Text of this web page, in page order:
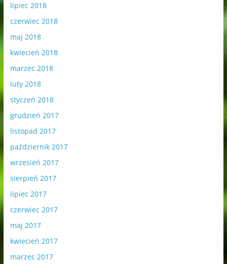
lipiec 2018
czerwiec 2018
maj 2018
kwiecień 2018
marzec 2018
luty 2018
styczeń 2018
grudzień 2017
listopad 2017
październik 2017
wrzesień 2017
sierpień 2017
lipiec 2017
czerwiec 2017
maj 2017
kwiecień 2017
marzec 2017